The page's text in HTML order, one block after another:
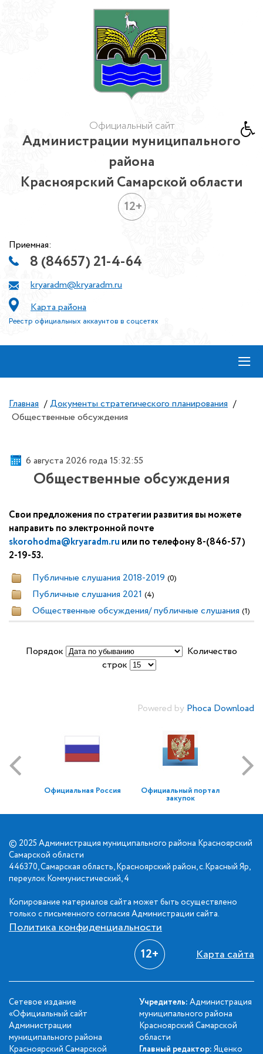
Официальный сайт
Администрации муниципального
района
Красноярский Самарской области
12+
Приемная:
8 (84657) 21-4-64
kryaradm@kryaradm.ru
Карта района
Реестр официальных аккаунтов в соцсетях
≡
Главная / Документы стратегического планирования /
Общественные обсуждения
6 августа 2026 года 15:32:55
Общественные обсуждения
Свои предложения по стратегии развития вы можете
направить по электронной почте
skorohodma@kryaradm.ru или по телефону 8-(846-57)
2-19-53.
Публичные слушания 2018-2019 (0)
Публичные слушания 2021 (4)
Общественные обсуждения/ публичные слушания (1)
Порядок
Количество
строк
Powered by Phoca Download
Официальная Россия Официальный портал
закупок
© 2025 Администрация муниципального района Красноярский
Самарской области
446370, Самарская область, Красноярский район, с.Красный Яр,
переулок Коммунистический, 4
Копирование материалов сайта может быть осуществлено
только с письменного согласия Администрации сайта.
Политика конфиденциальности
12+ Карта сайта
Сетевое издание
«Официальный сайт
Администрации
муниципального района
Красноярский Самарской
Учредитель: Администрация
муниципального района
Красноярский Самарской
области
Главный редактор: Яценко